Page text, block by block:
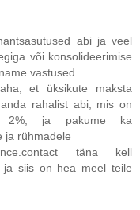
abi ja veel
või konsolideerimise
vastused
et üksikute maksta
rahalist abi, mis on
2%, ja pakume ka
ja rühmadele
täna kell
ja siis on hea meel teile